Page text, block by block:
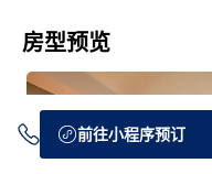
房型预览
前往小程序预订